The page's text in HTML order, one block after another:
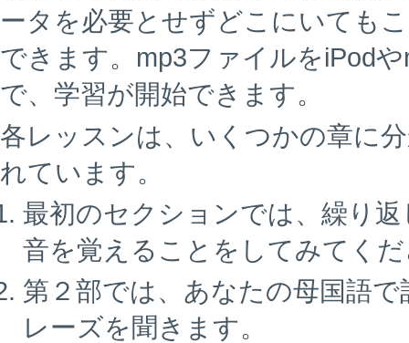
ータを必要とせずどこにいても
できます。mp3ファイルをiPod
で、学習が開始できます。
各レッスンは、いくつかの章に
れています。
最初のセクションでは、繰り
音を覚えることをしてみてく
第２部では、あなたの母国語
レーズを聞きます。